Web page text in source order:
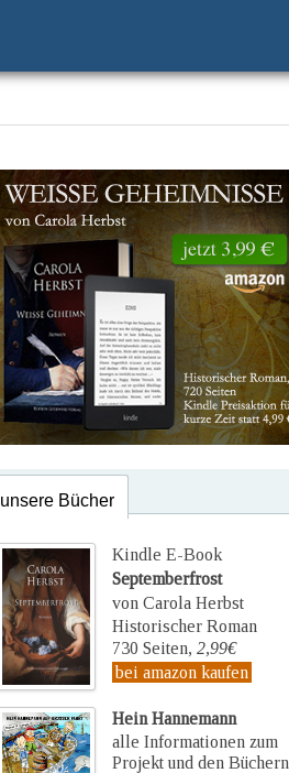
unsere Bücher
Kindle E-Book
Septemberfrost
von Carola Herbst
Historischer Roman
730 Seiten, 2,99€
bei amazon kaufen
Hein Hannemann
alle Informationen zum
Projekt und den Büchern